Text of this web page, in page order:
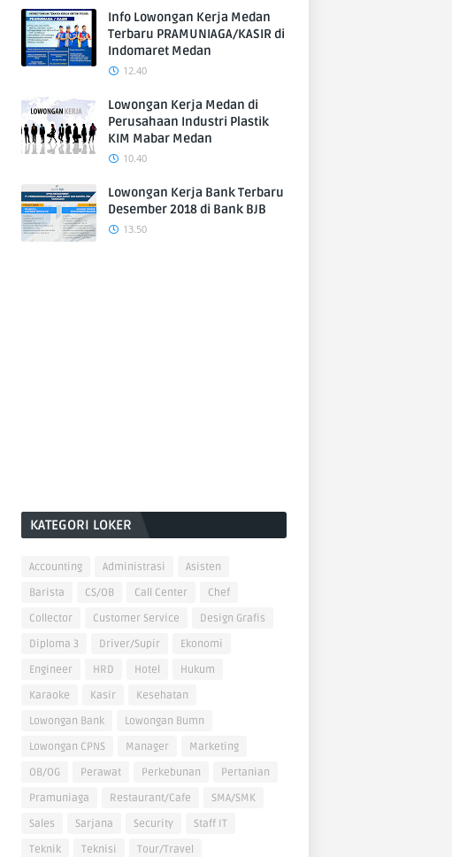
Info Lowongan Kerja Medan
Terbaru PRAMUNIAGA/KASIR di
Indomaret Medan
12.40
Lowongan Kerja Medan di
Perusahaan Industri Plastik
KIM Mabar Medan
10.40
Lowongan Kerja Bank Terbaru
Desember 2018 di Bank BJB
13.50
KATEGORI LOKER
Accounting Administrasi
Asisten
Barista
CS/OB Call Center
Chef
Collector
Customer Service
Design Grafis
Diploma 3
Driver/Supir
Ekonomi
Engineer
HRD Hotel
Hukum
Karaoke
Kasir
Kesehatan
Lowongan Bank
Lowongan Bumn
Lowongan CPNS
Manager
Marketing
OB/OG
Perawat Perkebunan
Pertanian
Pramuniaga
Restaurant/Cafe
SMA/SMK
Sales
Sarjana Security
Staff IT
Teknik
Teknisi
Tour/Travel